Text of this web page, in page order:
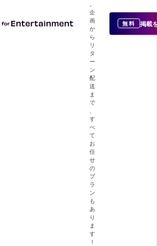
企
画
か
ら
リ
タ
ー
ン
配
送
ま
で
す
べ
て
お
任
せ
の
プ
ラ
ン
も
あ
り
ま
す
！
無料 掲載